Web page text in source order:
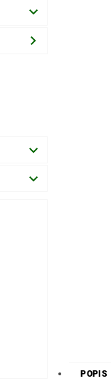
POPIS